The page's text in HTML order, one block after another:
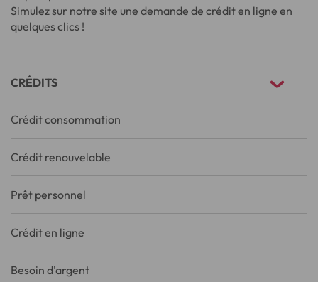
Simulez sur notre site une demande de crédit en ligne en
quelques clics !
CRÉDITS
Crédit consommation
Crédit renouvelable
Prêt personnel
Crédit en ligne
Besoin d'argent